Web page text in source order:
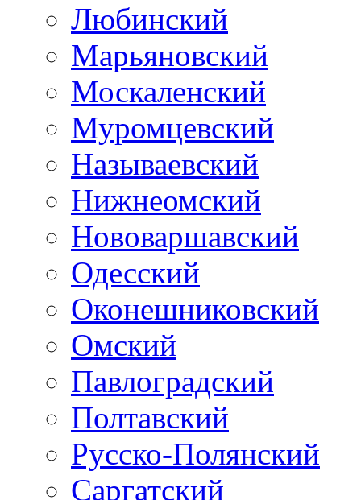
Любинский
Марьяновский
Москаленский
Муромцевский
Называевский
Нижнеомский
Нововаршавский
Одесский
Оконешниковский
Омский
Павлоградский
Полтавский
Русско-Полянский
Саргатский